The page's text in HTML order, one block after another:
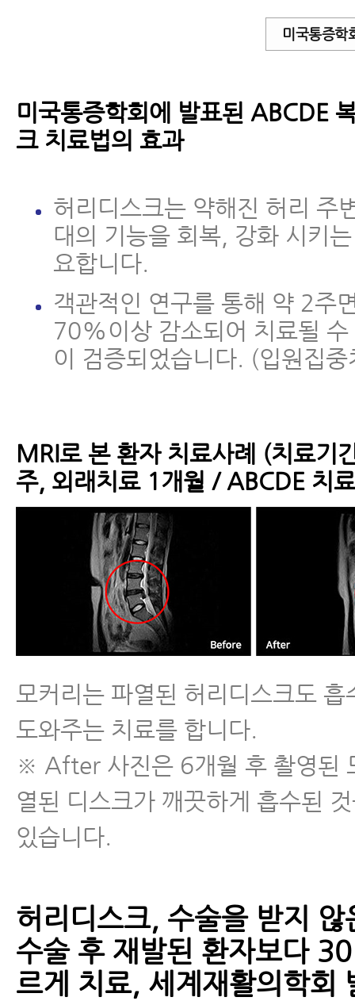
미국통증학
미국통증학회에 발표된 ABCDE
크 치료법의 효과
허리디스크는 약해진 허리 주
대의 기능을 회복, 강화 시키
요합니다.
객관적인 연구를 통해 약 2주
70%이상 감소되어 치료될 수
이 검증되었습니다. (입원집
MRI로 본 환자 치료사례 (치료기
주, 외래치료 1개월 / ABCDE 치
모커리는 파열된 허리디스크도 흡
도와주는 치료를 합니다.
※ After 사진은 6개월 후 촬영된
열된 디스크가 깨끗하게 흡수된
있습니다.
허리디스크, 수술을 받지 않
수술 후 재발된 환자보다
르게 치료, 세계재활의학회